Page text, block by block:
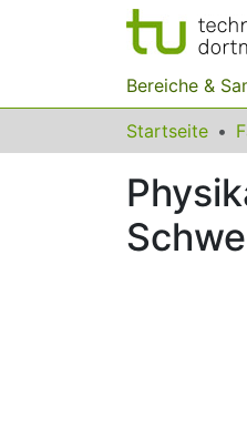
Bereiche &
Startseite